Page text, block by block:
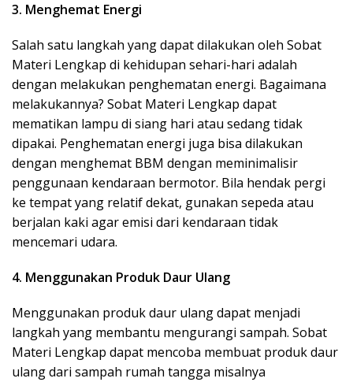
3. Menghemat Energi
Salah satu langkah yang dapat dilakukan oleh Sobat
Materi Lengkap di kehidupan sehari-hari adalah
dengan melakukan penghematan energi. Bagaimana
melakukannya? Sobat Materi Lengkap dapat
mematikan lampu di siang hari atau sedang tidak
dipakai. Penghematan energi juga bisa dilakukan
dengan menghemat BBM dengan meminimalisir
penggunaan kendaraan bermotor. Bila hendak pergi
ke tempat yang relatif dekat, gunakan sepeda atau
berjalan kaki agar emisi dari kendaraan tidak
mencemari udara.
4. Menggunakan Produk Daur Ulang
Menggunakan produk daur ulang dapat menjadi
langkah yang membantu mengurangi sampah. Sobat
Materi Lengkap dapat mencoba membuat produk daur
ulang dari sampah rumah tangga misalnya